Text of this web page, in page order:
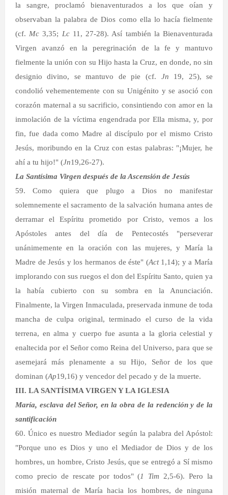
la sangre, proclamó bienaventurados a los que oían y
observaban la palabra de Dios como ella lo hacía fielmente
(cf. Mc 3,35; Lc11, 27-28). Así también la Bienaventurada
Virgen avanzó en la peregrinación de la fe y mantuvo
fielmente la unión con su Hijo hasta la Cruz, en donde, no sin
designio divino, se mantuvo de pie (cf. Jn 19, 25), se
condolió vehementemente con su Unigénito y se asoció con
corazón maternal a su sacrificio, consintiendo con amor en la
inmolación de la víctima engendrada por Ella misma, y, por
fin, fue dada como Madre al discípulo por el mismo Cristo
Jesús, moribundo en la Cruz con estas palabras: "¡Mujer, he
ahí a tu hijo!" (Jn19,26-27).
La Santísima Virgen después de la Ascensión de Jesús
59. Como quiera que plugo a Dios no manifestar
solemnemente el sacramento de la salvación humana antes de
derramar el Espíritu prometido por Cristo, vemos a los
Apóstoles antes del día de Pentecostés "perseverar
unánimemente en la oración con las mujeres, y María la
Madre de Jesús y los hermanos de éste" (Act1,14); y a María
implorando con sus ruegos el don del Espíritu Santo, quien ya
la había cubierto con su sombra en la Anunciación.
Finalmente, la Virgen Inmaculada, preservada inmune de toda
mancha de culpa original, terminado el curso de la vida
terrena, en alma y cuerpo fue asunta a la gloria celestial y
enaltecida por el Señor como Reina del Universo, para que se
asemejará más plenamente a su Hijo, Señor de los que
dominan (Ap19,16) y vencedor del pecado y de la muerte.
III. LA SANTÍSIMA VIRGEN Y LA IGLESIA
María, esclava del Señor, en la obra de la redención y de la
santificación
60. Único es nuestro Mediador según la palabra del Apóstol:
"Porque uno es Dios y uno el Mediador de Dios y de los
hombres, un hombre, Cristo Jesús, que se entregó a Sí mismo
como precio de rescate por todos" (1 Tim 2,5-6). Pero la
misión maternal de María hacia los hombres, de ninguna